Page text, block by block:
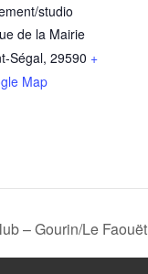
studio
de la Mairie
Ségal, 29590 +
Map
– Gourin/Le Faouët